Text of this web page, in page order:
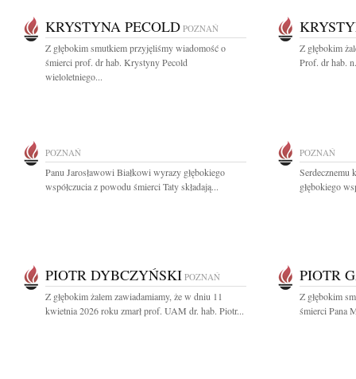
KRYSTYNA PECOLD POZNAŃ
Z głębokim smutkiem przyjęliśmy wiadomość o
śmierci prof. dr hab. Krystyny Pecold
wieloletniego...
Z głębokim
Prof. dr hab.
POZNAŃ
Panu Jarosławowi Białkowi wyrazy głębokiego
współczucia z powodu śmierci Taty składają...
POZNAŃ
Serdecznemu
głębokiego
PIOTR DYBCZYŃSKI POZNAŃ
Z głębokim żalem zawiadamiamy, że w dniu 11
kwietnia 2026 roku zmarł prof. UAM dr. hab. Piotr...
PIOTR
Z głębokim
śmierci Pana